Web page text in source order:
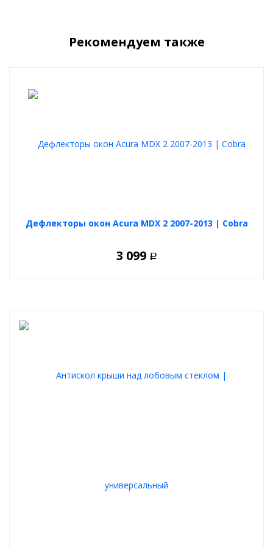
Рекомендуем также
Дефлекторы окон Acura MDX 2 2007-2013 | Cobra
3 099 Р